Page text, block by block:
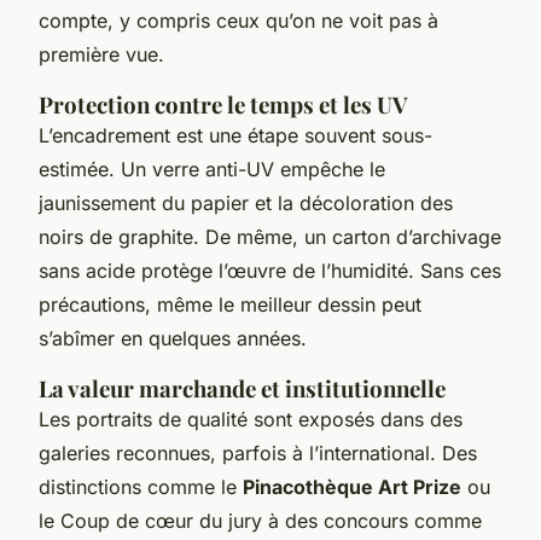
compte, y compris ceux qu’on ne voit pas à
première vue.
Protection contre le temps et les UV
L’encadrement est une étape souvent sous-
estimée. Un verre anti-UV empêche le
jaunissement du papier et la décoloration des
noirs de graphite. De même, un carton d’archivage
sans acide protège l’œuvre de l’humidité. Sans ces
précautions, même le meilleur dessin peut
s’abîmer en quelques années.
La valeur marchande et institutionnelle
Les portraits de qualité sont exposés dans des
galeries reconnues, parfois à l’international. Des
distinctions comme le Pinacothèque Art Prize ou
le Coup de cœur du jury à des concours comme